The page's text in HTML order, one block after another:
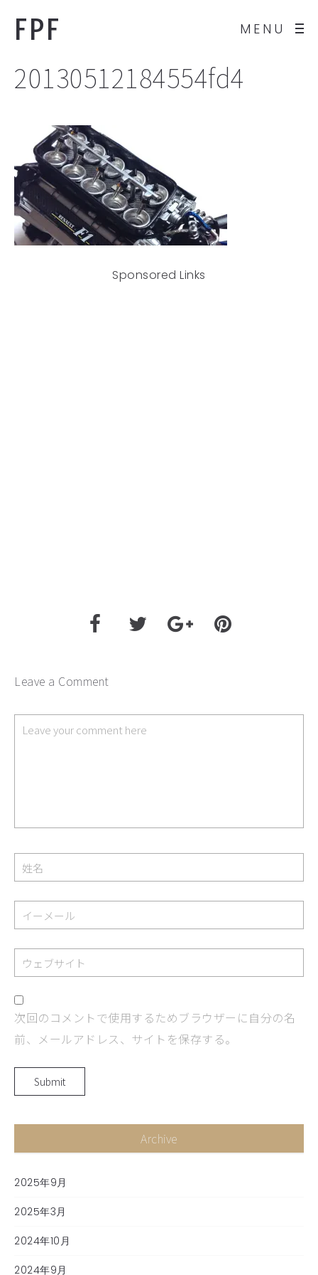
MENU
FPF
20130512184554fd4
Sponsored Links
Leave a Comment
次回のコメントで使用するためブラウザーに自分の名
前、メールアドレス、サイトを保存する。
Archive
2025年9月
2025年3月
2024年10月
2024年9月